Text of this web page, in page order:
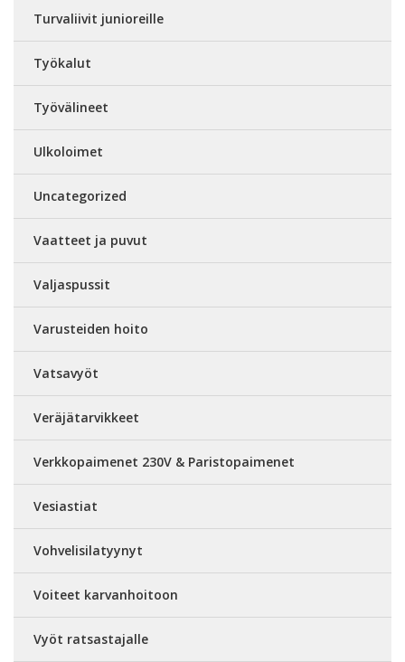
Turvaliivit junioreille
Työkalut
Työvälineet
Ulkoloimet
Uncategorized
Vaatteet ja puvut
Valjaspussit
Varusteiden hoito
Vatsavyöt
Veräjätarvikkeet
Verkkopaimenet 230V & Paristopaimenet
Vesiastiat
Vohvelisilatyynyt
Voiteet karvanhoitoon
Vyöt ratsastajalle